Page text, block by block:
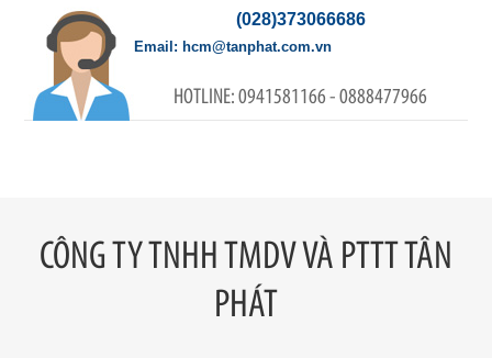
(028)373066686
0941581166 - 0888477966
hcm@tanphat.com.vn
CÔNG TY TNHH TMDV VÀ PTTT TÂN
PHÁT